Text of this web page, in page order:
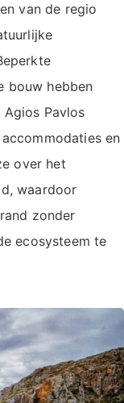
van de regio
bouw hebben
Pavlos
en
over het
waardoor
zonder
ecosysteem te